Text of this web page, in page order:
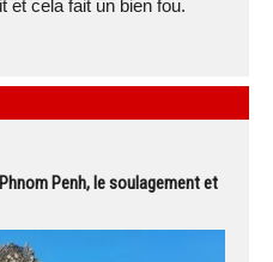
et cela fait un bien fou.
Penh, le soulagement et